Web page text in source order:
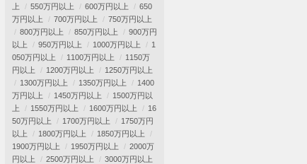
上
550万円以上 600万円以上
650
万円以上
700万円以上
750万円以上
800万円以上
850万円以上
900万円
以上
950万円以上 1000万円以上
1
050万円以上
1100万円以上
1150万
円以上
1200万円以上
1250万円以上
1300万円以上
1350万円以上
1400
万円以上
1450万円以上
1500万円以
上
1550万円以上 1600万円以上
16
50万円以上
1700万円以上
1750万円
以上
1800万円以上
1850万円以上
1900万円以上
1950万円以上
2000万
円以上
2500万円以上
3000万円以上